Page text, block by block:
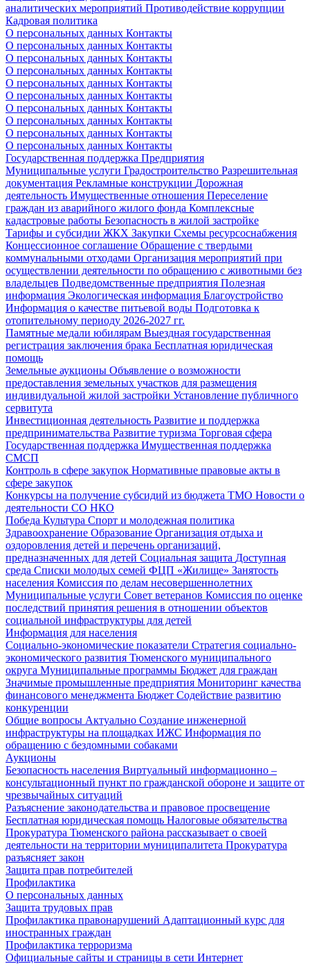
аналитических мероприятий Противодействие коррупции
Кадровая политика
О персональных данных Контакты
О персональных данных Контакты
О персональных данных Контакты
О персональных данных Контакты
О персональных данных Контакты
О персональных данных Контакты
О персональных данных Контакты
О персональных данных Контакты
О персональных данных Контакты
О персональных данных Контакты
Государственная поддержка Предприятия
Муниципальные услуги Градостроительство Разрешительная
документация Рекламные конструкции Дорожная
деятельность Имущественные отношения Переселение
граждан из аварийного жилого фонда Комплексные
кадастровые работы Безопасность в жилой застройке
Тарифы и субсидии ЖКХ Закупки Схемы ресурсоснабжения
Концессионное соглашение Обращение с твердыми
коммунальными отходами Организация мероприятий при
осуществлении деятельности по обращению с животными без
владельцев Подведомственные предприятия Полезная
информация Экологическая информация Благоустройство
Информация о качестве питьевой воды Подготовка к
отопительному периоду 2026-2027 гг.
Памятные медали юбилярам Выездная государственная
регистрация заключения брака Бесплатная юридическая
помощь
Земельные аукционы Объявление о возможности
предоставления земельных участков для размещения
индивидуальной жилой застройки Установление публичного
сервитута
Инвестиционная деятельность Развитие и поддержка
предпринимательства Развитие туризма Торговая сфера
Государственная поддержка Имущественная поддержка
СМСП
Контроль в сфере закупок Нормативные правовые акты в
сфере закупок
Конкурсы на получение субсидий из бюджета ТМО Новости о
деятельности СО НКО
Победа Культура Спорт и молодежная политика
Здравоохранение Образование Организация отдыха и
оздоровления детей и перечень организаций,
предназначенных для детей Социальная защита Доступная
среда Списки молодых семей ФЦП «Жилище» Занятость
населения Комиссия по делам несовершеннолетних
Муниципальные услуги Совет ветеранов Комиссия по оценке
последствий принятия решения в отношении объектов
социальной инфраструктуры для детей
Информация для населения
Социально-экономические показатели Стратегия социально-
экономического развития Тюменского муниципального
округа Муниципальные программы Бюджет для граждан
Значимые промышленные предприятия Мониторинг качества
финансового менеджмента Бюджет Содействие развитию
конкуренции
Общие вопросы Актуально Создание инженерной
инфраструктуры на площадках ИЖС Информация по
обращению с бездомными собаками
Аукционы
Безопасность населения Виртуальный информационно –
консультационный пункт по гражданской обороне и защите от
чрезвычайных ситуаций
Разъяснение законодательства и правовое просвещение
Бесплатная юридическая помощь Налоговые обязательства
Прокуратура Тюменского района рассказывает о своей
деятельности на территории муниципалитета Прокуратура
разъясняет закон
Защита прав потребителей
Профилактика
О персональных данных
Защита трудовых прав
Профилактика правонарушений Адаптационный курс для
иностранных граждан
Профилактика терроризма
Официальные сайты и страницы в сети Интернет